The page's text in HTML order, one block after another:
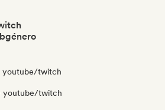
youtube/twitch
youtube/twitch